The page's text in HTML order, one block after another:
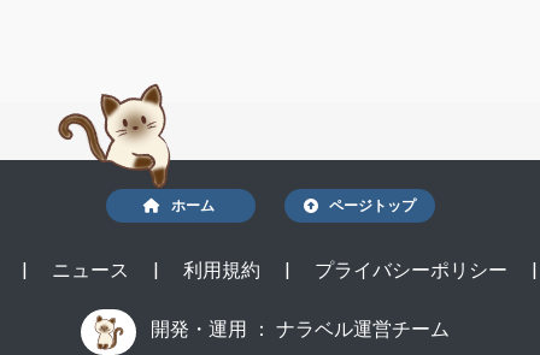
ホーム ページトップ
| ニュース | 利用規約 | プライバシーポリシー
開発・運用 ： ナラベル運営チーム